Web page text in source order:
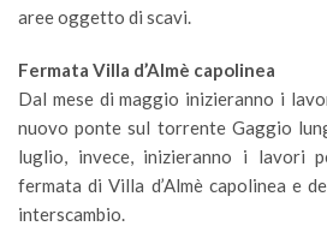
aree oggetto di scavi.
Fermata Villa d’Almè capolinea
Dal mese di maggio inizieranno i
nuovo ponte sul torrente Gaggio
luglio, invece, inizieranno i lavori
fermata di Villa d’Almè capolinea e
interscambio.